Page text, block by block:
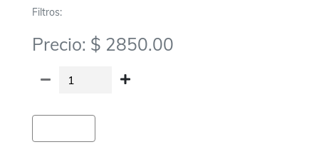
Filtros:
Precio: $ 2850.00